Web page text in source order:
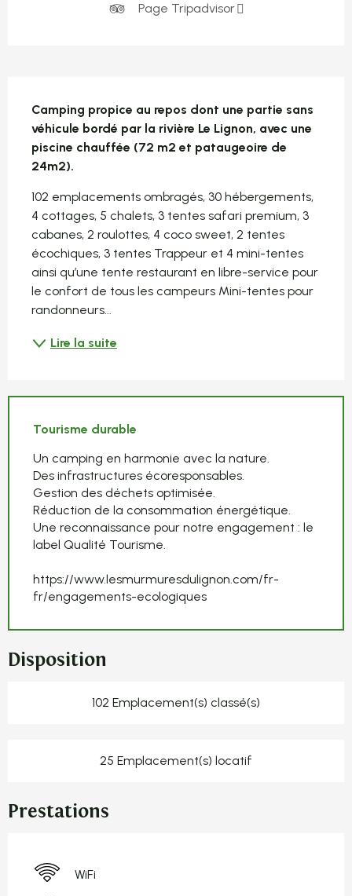
Page Tripadvisor
Camping propice au repos dont une partie sans
véhicule bordé par la rivière Le Lignon, avec une
piscine chauffée (72 m2 et pataugeoire de
24m2).
102 emplacements ombragés, 30 hébergements,
4 cottages, 5 chalets, 3 tentes safari premium, 3
cabanes, 2 roulottes, 4 coco sweet, 2 tentes
écochiques, 3 tentes Trappeur et 4 mini-tentes
ainsi qu’une tente restaurant en libre-service pour
le confort de tous les campeurs Mini-tentes pour
randonneurs...
Lire la suite
Tourisme durable
Un camping en harmonie avec la nature.
Des infrastructures écoresponsables.
Gestion des déchets optimisée.
Réduction de la consommation énergétique.
Une reconnaissance pour notre engagement : le
label Qualité Tourisme.
https://www.lesmurmuresdulignon.com/fr-
fr/engagements-ecologiques
Disposition
102 Emplacement(s) classé(s)
25 Emplacement(s) locatif
Prestations
WiFi